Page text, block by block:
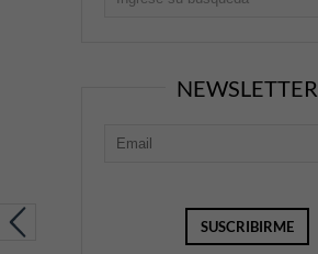
NEWSLETTER